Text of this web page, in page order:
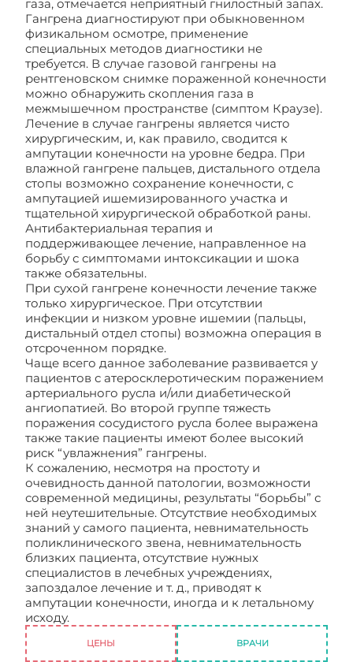
газа, отмечается неприятный гнилостный запах.
Гангрена диагностируют при обыкновенном
физикальном осмотре, применение
специальных методов диагностики не
требуется. В случае газовой гангрены на
рентгеновском снимке пораженной конечности
можно обнаружить скопления газа в
межмышечном пространстве (симптом Краузе).
Лечение в случае гангрены является чисто
хирургическим, и, как правило, сводится к
ампутации конечности на уровне бедра. При
влажной гангрене пальцев, дистального отдела
стопы возможно сохранение конечности, с
ампутацией ишемизированного участка и
тщательной хирургической обработкой раны.
Антибактериальная терапия и
поддерживающее лечение, направленное на
борьбу с симптомами интоксикации и шока
также обязательны.
При сухой гангрене конечности лечение также
только хирургическое. При отсутствии
инфекции и низком уровне ишемии (пальцы,
дистальный отдел стопы) возможна операция в
отсроченном порядке.
Чаще всего данное заболевание развивается у
пациентов с атеросклеротическим поражением
артериального русла и/или диабетической
ангиопатией. Во второй группе тяжесть
поражения сосудистого русла более выражена
также такие пациенты имеют более высокий
риск “увлажнения” гангрены.
К сожалению, несмотря на простоту и
очевидность данной патологии, возможности
современной медицины, результаты “борьбы” с
ней неутешительные. Отсутствие необходимых
знаний у самого пациента, невнимательность
поликлинического звена, невнимательность
близких пациента, отсутствие нужных
специалистов в лечебных учреждениях,
запоздалое лечение и т. д., приводят к
ампутации конечности, иногда и к летальному
исходу.
ЦЕНЫ ВРАЧИ